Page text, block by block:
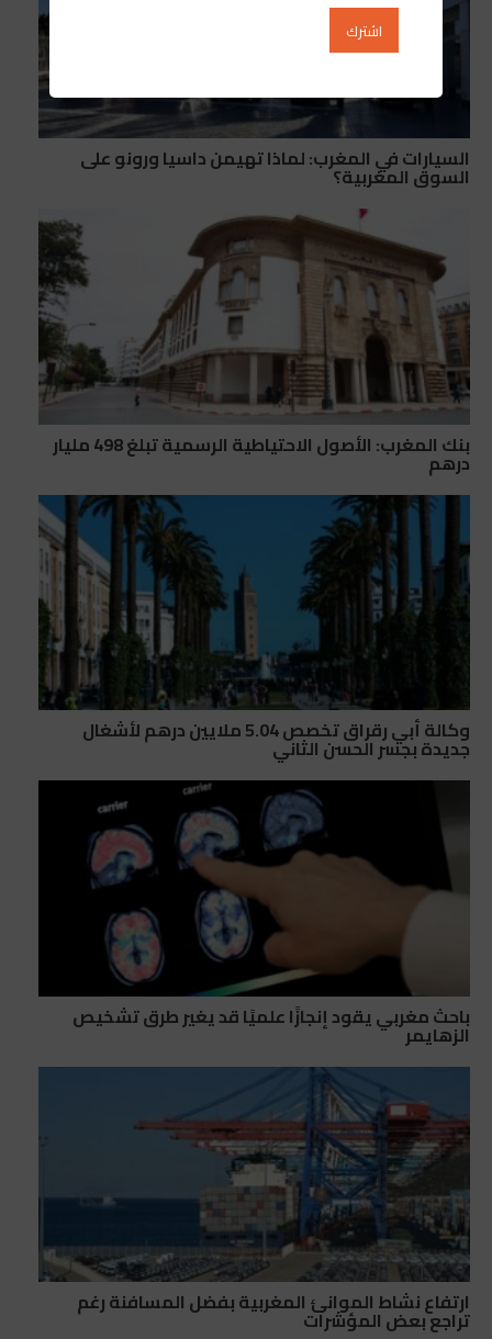
السيارات في المغرب: لماذا تهيمن داسيا ورونو على
السوق المغربية؟
بنك المغرب: الأصول الاحتياطية الرسمية تبلغ 498 مليار
درهم
وكالة أبي رقراق تخصص 5.04 ملايين درهم لأشغال
جديدة بجسر الحسن الثاني
باحث مغربي يقود إنجازًا علميًا قد يغير طرق تشخيص
الزهايمر
ارتفاع نشاط الموانئ المغربية بفضل المسافنة رغم
تراجع بعض المؤشرات